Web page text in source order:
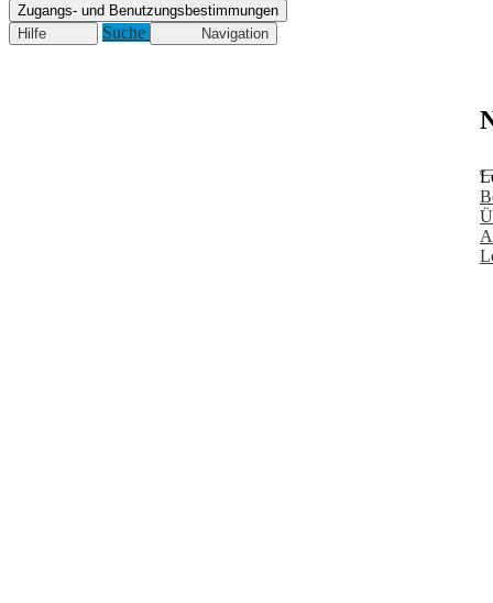
Zugangs- und Benutzungsbestimmungen
Hilfe
Suche Navigation